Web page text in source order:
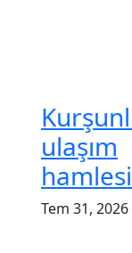
ulaşım
hamlesi
Tem 31, 2026